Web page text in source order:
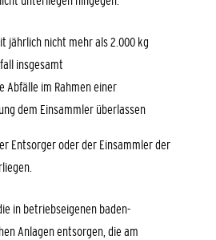
jährlich nicht mehr als 2.000 kg
insgesamt
Abfälle im Rahmen einer
dem Einsammler überlassen
Entsorger oder der Einsammler der
in betriebseigenen baden-
Anlagen entsorgen, die am